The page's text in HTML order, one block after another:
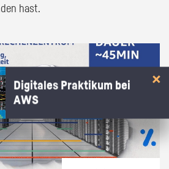
hast.
Digitales Praktikum bei
AWS